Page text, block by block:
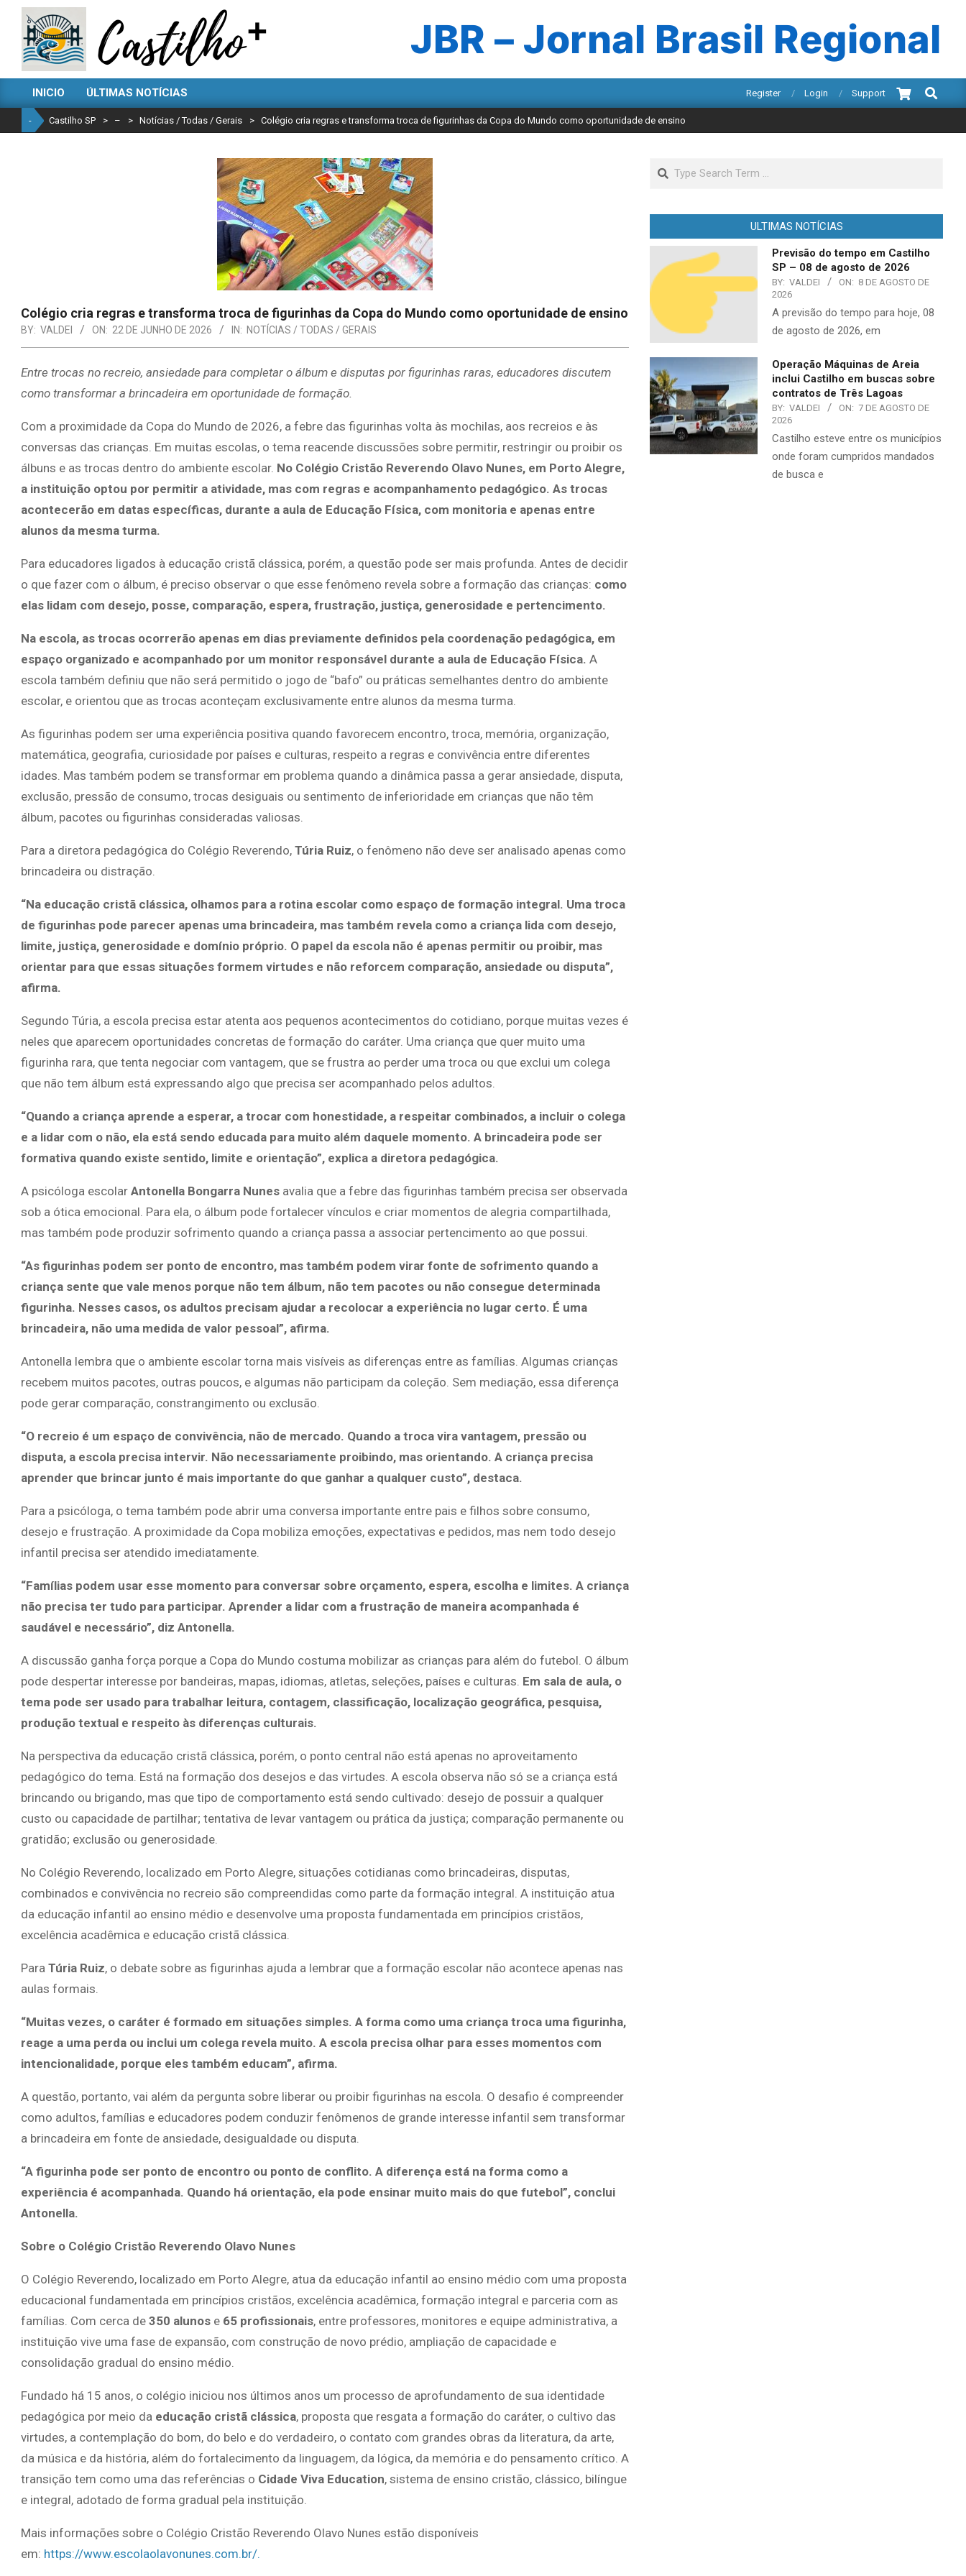
content
CASTILHO
SP
JBR – Jornal Brasil Regional
Primary
Navigation
Menu
INICIO ÚLTIMAS NOTÍCIAS Register Login Support
Search
- Castilho SP > – > Notícias / Todas / Gerais > Colégio cria regras e transforma troca de figurinhas da Copa do Mundo como oportunidade de ensino
Colégio cria regras e transforma troca de figurinhas da Copa do Mundo como oportunidade de ensino
BY: VALDEI ON: 22 DE JUNHO DE 2026 IN: NOTÍCIAS / TODAS / GERAIS
Entre trocas no recreio, ansiedade para completar o álbum e disputas por figurinhas raras, educadores discutem
como transformar a brincadeira em oportunidade de formação.
Com a proximidade da Copa do Mundo de 2026, a febre das figurinhas volta às mochilas, aos recreios e às
conversas das crianças. Em muitas escolas, o tema reacende discussões sobre permitir, restringir ou proibir os
álbuns e as trocas dentro do ambiente escolar. No Colégio Cristão Reverendo Olavo Nunes, em Porto Alegre,
a instituição optou por permitir a atividade, mas com regras e acompanhamento pedagógico. As trocas
acontecerão em datas específicas, durante a aula de Educação Física, com monitoria e apenas entre
alunos da mesma turma.
Para educadores ligados à educação cristã clássica, porém, a questão pode ser mais profunda. Antes de decidir
o que fazer com o álbum, é preciso observar o que esse fenômeno revela sobre a formação das crianças: como
elas lidam com desejo, posse, comparação, espera, frustração, justiça, generosidade e pertencimento.
Na escola, as trocas ocorrerão apenas em dias previamente definidos pela coordenação pedagógica, em
espaço organizado e acompanhado por um monitor responsável durante a aula de Educação Física. A
escola também definiu que não será permitido o jogo de “bafo” ou práticas semelhantes dentro do ambiente
escolar, e orientou que as trocas aconteçam exclusivamente entre alunos da mesma turma.
As figurinhas podem ser uma experiência positiva quando favorecem encontro, troca, memória, organização,
matemática, geografia, curiosidade por países e culturas, respeito a regras e convivência entre diferentes
idades. Mas também podem se transformar em problema quando a dinâmica passa a gerar ansiedade, disputa,
exclusão, pressão de consumo, trocas desiguais ou sentimento de inferioridade em crianças que não têm
álbum, pacotes ou figurinhas consideradas valiosas.
Para a diretora pedagógica do Colégio Reverendo, Túria Ruiz, o fenômeno não deve ser analisado apenas como
brincadeira ou distração.
“Na educação cristã clássica, olhamos para a rotina escolar como espaço de formação integral. Uma troca
de figurinhas pode parecer apenas uma brincadeira, mas também revela como a criança lida com desejo,
limite, justiça, generosidade e domínio próprio. O papel da escola não é apenas permitir ou proibir, mas
orientar para que essas situações formem virtudes e não reforcem comparação, ansiedade ou disputa”,
afirma.
Segundo Túria, a escola precisa estar atenta aos pequenos acontecimentos do cotidiano, porque muitas vezes é
neles que aparecem oportunidades concretas de formação do caráter. Uma criança que quer muito uma
figurinha rara, que tenta negociar com vantagem, que se frustra ao perder uma troca ou que exclui um colega
que não tem álbum está expressando algo que precisa ser acompanhado pelos adultos.
“Quando a criança aprende a esperar, a trocar com honestidade, a respeitar combinados, a incluir o colega
e a lidar com o não, ela está sendo educada para muito além daquele momento. A brincadeira pode ser
formativa quando existe sentido, limite e orientação”, explica a diretora pedagógica.
A psicóloga escolar Antonella Bongarra Nunes avalia que a febre das figurinhas também precisa ser observada
sob a ótica emocional. Para ela, o álbum pode fortalecer vínculos e criar momentos de alegria compartilhada,
mas também pode produzir sofrimento quando a criança passa a associar pertencimento ao que possui.
“As figurinhas podem ser ponto de encontro, mas também podem virar fonte de sofrimento quando a
criança sente que vale menos porque não tem álbum, não tem pacotes ou não consegue determinada
figurinha. Nesses casos, os adultos precisam ajudar a recolocar a experiência no lugar certo. É uma
brincadeira, não uma medida de valor pessoal”, afirma.
Antonella lembra que o ambiente escolar torna mais visíveis as diferenças entre as famílias. Algumas crianças
recebem muitos pacotes, outras poucos, e algumas não participam da coleção. Sem mediação, essa diferença
pode gerar comparação, constrangimento ou exclusão.
“O recreio é um espaço de convivência, não de mercado. Quando a troca vira vantagem, pressão ou
disputa, a escola precisa intervir. Não necessariamente proibindo, mas orientando. A criança precisa
aprender que brincar junto é mais importante do que ganhar a qualquer custo”, destaca.
Para a psicóloga, o tema também pode abrir uma conversa importante entre pais e filhos sobre consumo,
desejo e frustração. A proximidade da Copa mobiliza emoções, expectativas e pedidos, mas nem todo desejo
infantil precisa ser atendido imediatamente.
“Famílias podem usar esse momento para conversar sobre orçamento, espera, escolha e limites. A criança
não precisa ter tudo para participar. Aprender a lidar com a frustração de maneira acompanhada é
saudável e necessário”, diz Antonella.
A discussão ganha força porque a Copa do Mundo costuma mobilizar as crianças para além do futebol. O álbum
pode despertar interesse por bandeiras, mapas, idiomas, atletas, seleções, países e culturas. Em sala de aula, o
tema pode ser usado para trabalhar leitura, contagem, classificação, localização geográfica, pesquisa,
produção textual e respeito às diferenças culturais.
Na perspectiva da educação cristã clássica, porém, o ponto central não está apenas no aproveitamento
pedagógico do tema. Está na formação dos desejos e das virtudes. A escola observa não só se a criança está
brincando ou brigando, mas que tipo de comportamento está sendo cultivado: desejo de possuir a qualquer
custo ou capacidade de partilhar; tentativa de levar vantagem ou prática da justiça; comparação permanente ou
gratidão; exclusão ou generosidade.
No Colégio Reverendo, localizado em Porto Alegre, situações cotidianas como brincadeiras, disputas,
combinados e convivência no recreio são compreendidas como parte da formação integral. A instituição atua
da educação infantil ao ensino médio e desenvolve uma proposta fundamentada em princípios cristãos,
excelência acadêmica e educação cristã clássica.
Para Túria Ruiz, o debate sobre as figurinhas ajuda a lembrar que a formação escolar não acontece apenas nas
aulas formais.
“Muitas vezes, o caráter é formado em situações simples. A forma como uma criança troca uma figurinha,
reage a uma perda ou inclui um colega revela muito. A escola precisa olhar para esses momentos com
intencionalidade, porque eles também educam”, afirma.
A questão, portanto, vai além da pergunta sobre liberar ou proibir figurinhas na escola. O desafio é compreender
como adultos, famílias e educadores podem conduzir fenômenos de grande interesse infantil sem transformar
a brincadeira em fonte de ansiedade, desigualdade ou disputa.
“A figurinha pode ser ponto de encontro ou ponto de conflito. A diferença está na forma como a
experiência é acompanhada. Quando há orientação, ela pode ensinar muito mais do que futebol”, conclui
Antonella.
Sobre o Colégio Cristão Reverendo Olavo Nunes
O Colégio Reverendo, localizado em Porto Alegre, atua da educação infantil ao ensino médio com uma proposta
educacional fundamentada em princípios cristãos, excelência acadêmica, formação integral e parceria com as
famílias. Com cerca de 350 alunos e 65 profissionais, entre professores, monitores e equipe administrativa, a
instituição vive uma fase de expansão, com construção de novo prédio, ampliação de capacidade e
consolidação gradual do ensino médio.
Fundado há 15 anos, o colégio iniciou nos últimos anos um processo de aprofundamento de sua identidade
pedagógica por meio da educação cristã clássica, proposta que resgata a formação do caráter, o cultivo das
virtudes, a contemplação do bom, do belo e do verdadeiro, o contato com grandes obras da literatura, da arte,
da música e da história, além do fortalecimento da linguagem, da lógica, da memória e do pensamento crítico. A
transição tem como uma das referências o Cidade Viva Education, sistema de ensino cristão, clássico, bilíngue
e integral, adotado de forma gradual pela instituição.
Mais informações sobre o Colégio Cristão Reverendo Olavo Nunes estão disponíveis
em: https://www.escolaolavonunes.com.br/.
Search
ULTIMAS NOTÍCIAS
Previsão do tempo em Castilho
SP – 08 de agosto de 2026
BY: VALDEI ON: 8 DE AGOSTO DE
2026
A previsão do tempo para hoje, 08
de agosto de 2026, em
Operação Máquinas de Areia
inclui Castilho em buscas sobre
contratos de Três Lagoas
BY: VALDEI ON: 7 DE AGOSTO DE
2026
Castilho esteve entre os municípios
onde foram cumpridos mandados
de busca e